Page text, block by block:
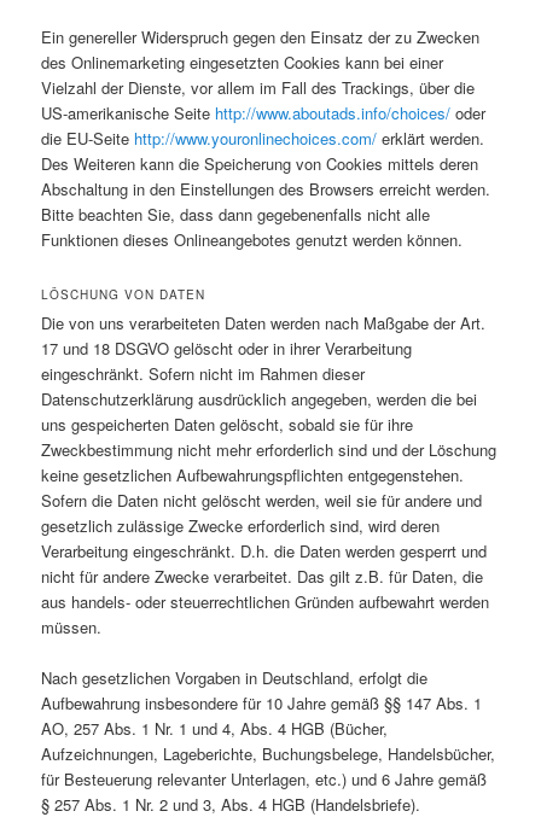
Ein genereller Widerspruch gegen den Einsatz der zu Zwecken
des Onlinemarketing eingesetzten Cookies kann bei einer
Vielzahl der Dienste, vor allem im Fall des Trackings, über die
US-amerikanische Seite http://www.aboutads.info/choices/ oder
die EU-Seite http://www.youronlinechoices.com/ erklärt werden.
Des Weiteren kann die Speicherung von Cookies mittels deren
Abschaltung in den Einstellungen des Browsers erreicht werden.
Bitte beachten Sie, dass dann gegebenenfalls nicht alle
Funktionen dieses Onlineangebotes genutzt werden können.
LÖSCHUNG VON DATEN
Die von uns verarbeiteten Daten werden nach Maßgabe der Art.
17 und 18 DSGVO gelöscht oder in ihrer Verarbeitung
eingeschränkt. Sofern nicht im Rahmen dieser
Datenschutzerklärung ausdrücklich angegeben, werden die bei
uns gespeicherten Daten gelöscht, sobald sie für ihre
Zweckbestimmung nicht mehr erforderlich sind und der Löschung
keine gesetzlichen Aufbewahrungspflichten entgegenstehen.
Sofern die Daten nicht gelöscht werden, weil sie für andere und
gesetzlich zulässige Zwecke erforderlich sind, wird deren
Verarbeitung eingeschränkt. D.h. die Daten werden gesperrt und
nicht für andere Zwecke verarbeitet. Das gilt z.B. für Daten, die
aus handels- oder steuerrechtlichen Gründen aufbewahrt werden
müssen.
Nach gesetzlichen Vorgaben in Deutschland, erfolgt die
Aufbewahrung insbesondere für 10 Jahre gemäß §§ 147 Abs. 1
AO, 257 Abs. 1 Nr. 1 und 4, Abs. 4 HGB (Bücher,
Aufzeichnungen, Lageberichte, Buchungsbelege, Handelsbücher,
für Besteuerung relevanter Unterlagen, etc.) und 6 Jahre gemäß
§ 257 Abs. 1 Nr. 2 und 3, Abs. 4 HGB (Handelsbriefe).